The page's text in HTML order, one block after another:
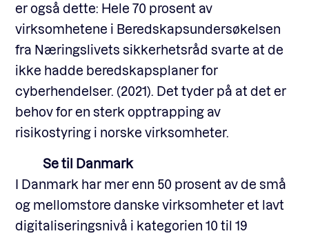
er også dette: Hele 70 prosent av
virksomhetene i Beredskapsundersøkelsen
fra Næringslivets sikkerhetsråd svarte at de
ikke hadde beredskapsplaner for
cyberhendelser. (2021). Det tyder på at det er
behov for en sterk opptrapping av
risikostyring i norske virksomheter.
Se til Danmark
I Danmark har mer enn 50 prosent av de små
og mellomstore danske virksomheter et lavt
digitaliseringsnivå i kategorien 10 til 19